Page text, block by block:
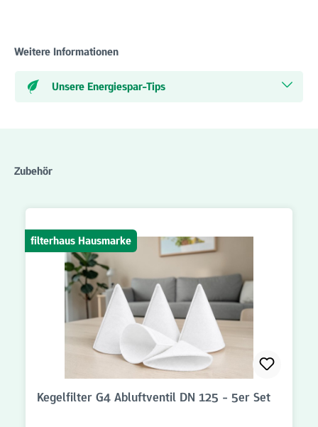
Weitere Informationen
Unsere Energiespar-Tips
Produktgalerie überspringen
Zubehör
filterhaus Hausmarke
Kegelfilter G4 Abluftventil DN 125 - 5er Set